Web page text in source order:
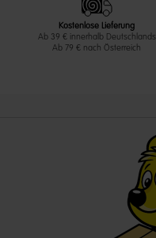
Kostenlose Lieferung
Ab 39 € innerhalb Deutschlands
Ab 79 € nach Österreich